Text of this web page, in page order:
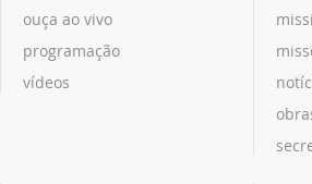
ouça ao vivo
programação
vídeos